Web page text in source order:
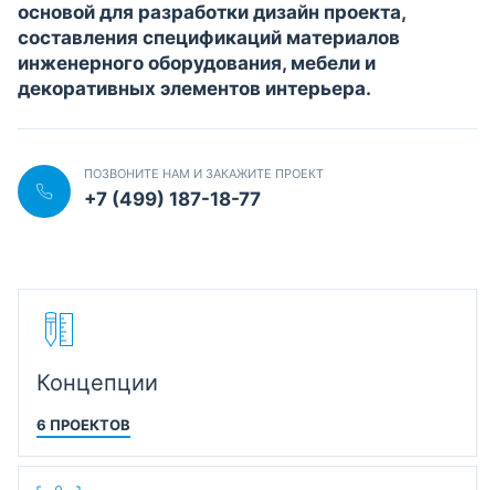
основой для разработки дизайн проекта,
составления спецификаций материалов
инженерного оборудования, мебели и
декоративных элементов интерьера.
ПОЗВОНИТЕ НАМ И ЗАКАЖИТЕ ПРОЕКТ
+7 (499) 187-18-77
Концепции
6 ПРОЕКТОВ